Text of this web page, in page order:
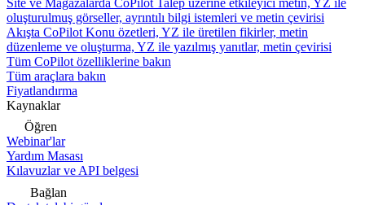
Site ve Mağazalarda CoPilot Talep üzerine etkileyici metin, YZ ile
oluşturulmuş görseller, ayrıntılı bilgi istemleri ve metin çevirisi
Akışta CoPilot Konu özetleri, YZ ile üretilen fikirler, metin
düzenleme ve oluşturma, YZ ile yazılmış yanıtlar, metin çevirisi
Tüm CoPilot özelliklerine bakın
Tüm araçlara bakın
Fiyatlandırma
Kaynaklar
Öğren
Webinar'lar
Yardım Masası
Kılavuzlar ve API belgesi
Bağlan